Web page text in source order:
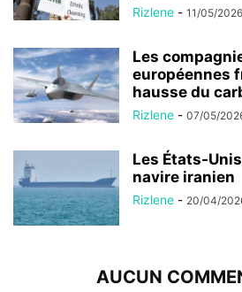
Rizlene - 11/05/2026
Les
européennes
hausse du
Rizlene - 07/05/
Les États-
navire iranien
Rizlene - 20/04/
AUCUN